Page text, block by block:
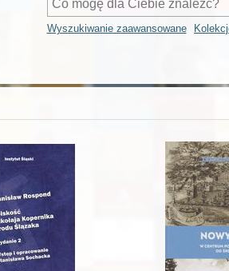
Wyszukiwanie zaawansowane